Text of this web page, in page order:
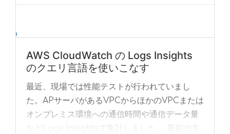
AWS CloudWatch の Logs Insights
のクエリ言語を使いこなす
最近、現場では性能テストが行われていまし
た。APサーバがあるVPCからほかのVPCまたは
オンプレミス環境への通信時間や通信データ量
などLogs Insightsで集計しました。 最初の方